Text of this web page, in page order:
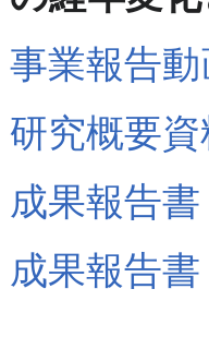
事業報告
研究概要資
成果報告
成果報告